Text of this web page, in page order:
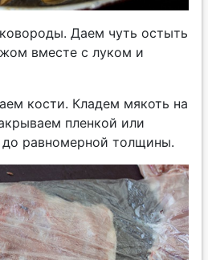
Даем чуть остыть
вместе с луком и
кости. Кладем мякоть на
пленкой или
равномерной толщины.